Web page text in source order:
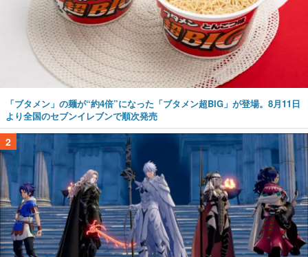
「ブタメン」の麺が“約4倍”になった「ブタメン超BIG」が登場。8月11日
より全国のセブンイレブンで順次発売
2